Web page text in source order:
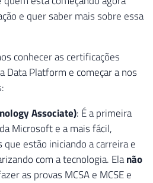
e quer saber mais sobre essa
conhecer as certificações
Data Platform e começar a nos
Associate): É a primeira
Microsoft e a mais fácil,
que estão iniciando a carreira e
com a tecnologia. Elanão
as provas MCSA e MCSE e